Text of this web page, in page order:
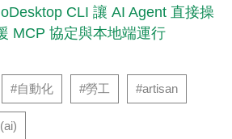
CLI 讓 AI Agent 直接操
MCP 協定與本地端運行
#自動化 #勞工 #artisan